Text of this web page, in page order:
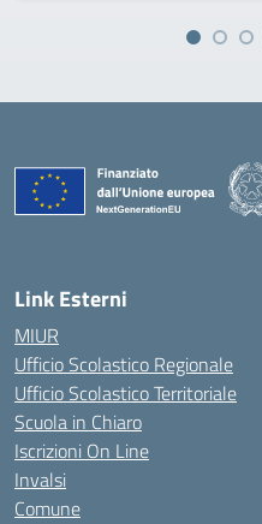
Link Esterni
MIUR
Ufficio Scolastico Regionale
Ufficio Scolastico Territoriale
Scuola in Chiaro
Iscrizioni On Line
Invalsi
Comune